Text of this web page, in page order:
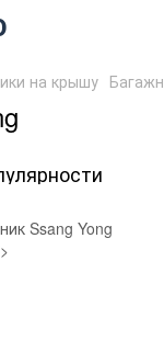
на крышу